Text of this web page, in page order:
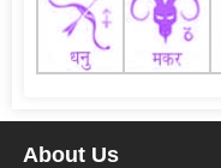
About Us